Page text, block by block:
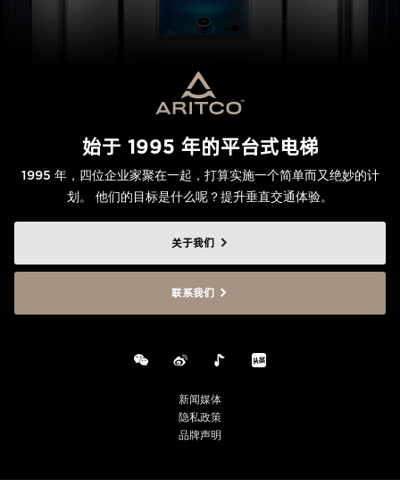
始于 1995 年的平台式电梯
1995 年，四位企业家聚在一起，打算实施一个简单而又绝妙的计
划。 他们的目标是什么呢？提升垂直交通体验。
关于我们
联系我们
新闻媒体
隐私政策
品牌声明